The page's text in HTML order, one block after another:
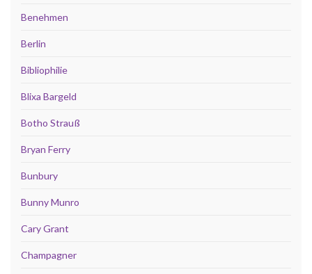
Benehmen
Berlin
Bibliophilie
Blixa Bargeld
Botho Strauß
Bryan Ferry
Bunbury
Bunny Munro
Cary Grant
Champagner